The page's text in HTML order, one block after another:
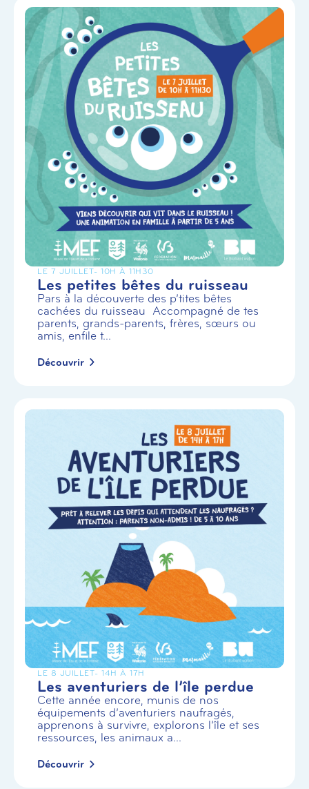
LE 7 JUILLET- 10H À 11H30
Les petites bêtes du ruisseau
Pars à la découverte des p’tites bêtes
cachées du ruisseau Accompagné de tes
parents, grands-parents, frères, sœurs ou
amis, enfile t...
Découvrir
LE 8 JUILLET- 14H À 17H
Les aventuriers de l’île perdue
Cette année encore, munis de nos
équipements d’aventuriers naufragés,
apprenons à survivre, explorons l’île et ses
ressources, les animaux a...
Découvrir